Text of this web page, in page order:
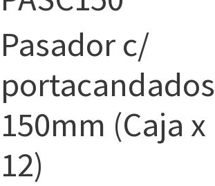
Pasador c/
portacandados
150mm (Caja x
12)